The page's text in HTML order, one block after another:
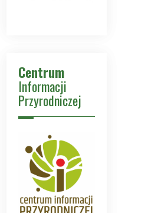
Centrum
Informacji
Przyrodniczej